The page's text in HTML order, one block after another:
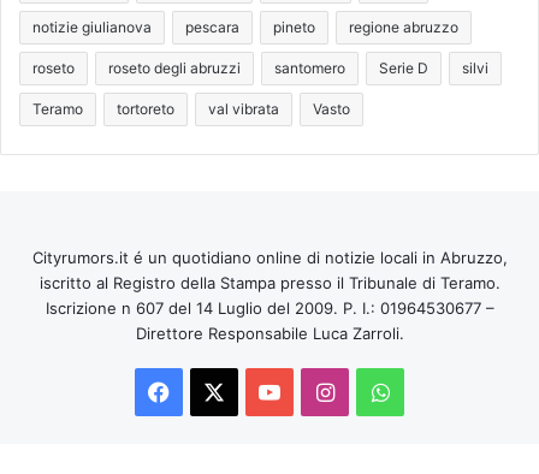
notizie giulianova pescara pineto regione abruzzo
roseto roseto degli abruzzi santomero Serie D silvi
Teramo tortoreto val vibrata Vasto
Cityrumors.it é un quotidiano online di notizie locali in Abruzzo,
iscritto al Registro della Stampa presso il Tribunale di Teramo.
Iscrizione n 607 del 14 Luglio del 2009. P. I.: 01964530677 –
Direttore Responsabile Luca Zarroli.
Facebook
You InstagramWhatsApp